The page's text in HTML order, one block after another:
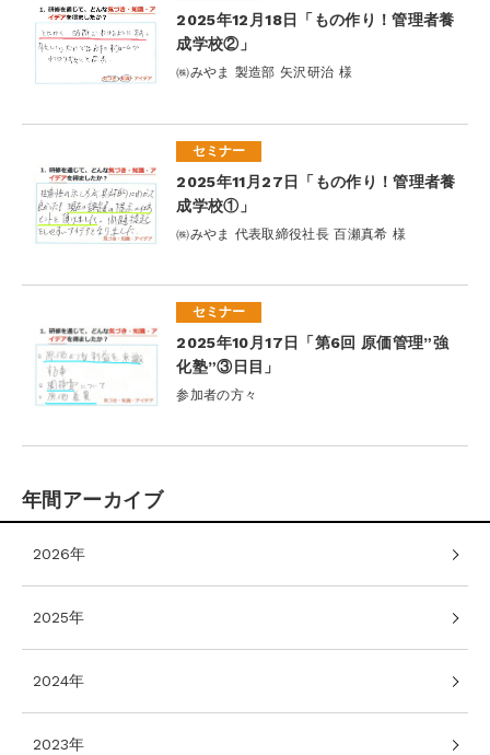
2025年12月18日「もの作り！管理者養
成学校②」
㈱みやま 製造部 矢沢研治 様
セミナー
2025年11月27日「もの作り！管理者養
成学校①」
㈱みやま 代表取締役社長 百瀬真希 様
セミナー
2025年10月17日「第6回 原価管理”強
化塾”③日目」
参加者の方々
年間アーカイブ
2026年
2025年
2024年
2023年